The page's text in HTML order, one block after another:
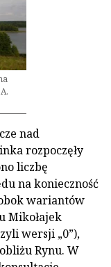
nad
rozpoczęły
liczbę
na konieczność
wariantów
Mikołajek
wersji „0”),
Rynu. W